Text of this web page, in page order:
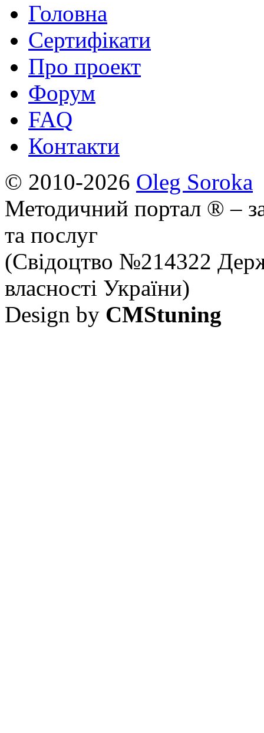
Головна
Сертифікати
Про проект
Форум
FAQ
Контакти
© 2010-2026 Oleg Soroka
Методичний портал ® –
та послуг
(Свідоцтво №214322
власності України)
Design by CMStuning